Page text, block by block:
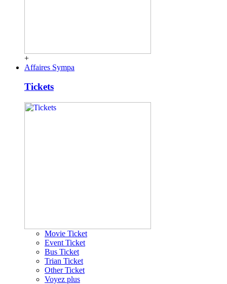
+
Affaires Sympa
Tickets
Movie Ticket
Event Ticket
Bus Ticket
Trian Ticket
Other Ticket
Voyez plus